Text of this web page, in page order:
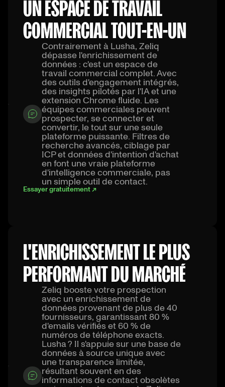
UN ESPACE DE TRAVAIL
COMMERCIAL TOUT-EN-UN
Contrairement à Lusha, Zeliq
dépasse l'enrichissement de
données : c'est un espace de
travail commercial complet. Avec
des outils d'engagement intégrés,
des insights pilotés par l'IA et une
extension Chrome fluide. Les
équipes commerciales peuvent
prospecter, se connecter et
convertir, le tout sur une seule
plateforme puissante. Filtres de
recherche avancés, ciblage par
ICP et données d'intention d'achat
en font une vraie plateforme
d'intelligence commerciale, pas
un simple outil de contact.
Essayer gratuitement ↗
L'ENRICHISSEMENT LE PLUS
PERFORMANT DU MARCHÉ
Zeliq booste votre prospection
avec un enrichissement de
données provenant de plus de 40
fournisseurs, garantissant 80 %
d'emails vérifiés et 60 % de
numéros de téléphone exacts.
Lusha ? Il s'appuie sur une base de
données à source unique avec
une transparence limitée,
résultant souvent en des
informations de contact obsolètes